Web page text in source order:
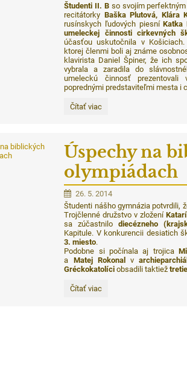
Študenti II. Bso svojím perfektným
recitátorky Baška Plutová, Klára
rusínskych ľudových piesníKatka
umeleckej činnosti cirkevných
účasťou uskutočnila v
ktorej členmi boli aj známe
klavirista Daniel Špiner, že ich
vybrala a zaradila do
umeleckú činnosť
poprednými predstaviteľmi mesta i
Medzinárodná
činnosti
cirkevných
škôl:
Čítať viac
Úspechy na
olympiádach
26. 5. 2014
Študenti nášho gymnázia potvrdili,
Trojčlenné družstvo v zložení
sa zúčastnilodiecézneho
Kapitule. V konkurencii desiatich
3. miesto.
Podobne si počínala aj trojica
a Matej Rokonal v
Gréckokatolíci obsadili taktiež
Úspechy
Čítať viac